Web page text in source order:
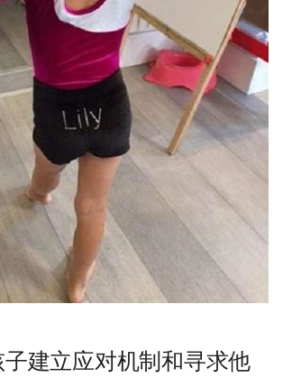
建立应对机制和寻求他